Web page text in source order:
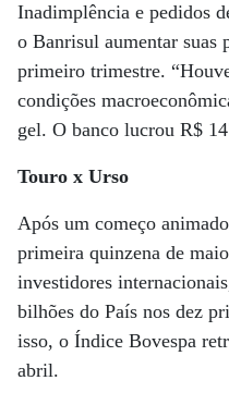
Inadimplência e pedidos
o Banrisul aumentar suas
primeiro trimestre.
condições
gel. O banco lucrou R$
Touro x Urso
Após um começo
primeira quinzena de
investidores
bilhões do País nos dez
isso, o Índice Bovespa
abril.